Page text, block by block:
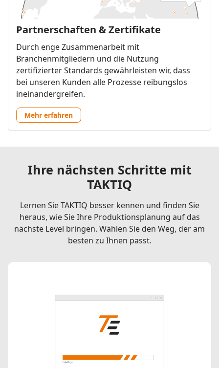
Partnerschaften & Zertifikate
Durch enge Zusammenarbeit mit
Branchenmitgliedern und die Nutzung
zertifizierter Standards gewährleisten wir, dass
bei unseren Kunden alle Prozesse reibungslos
ineinandergreifen.
Mehr erfahren
Ihre nächsten Schritte mit
TAKTIQ
Lernen Sie TAKTIQ besser kennen und finden Sie
heraus, wie Sie Ihre Produktionsplanung auf das
nächste Level bringen. Wählen Sie den Weg, der am
besten zu Ihnen passt.